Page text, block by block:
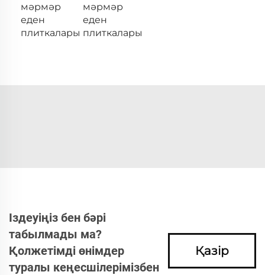
мәрмәр
еден
плиткалары
мәрмәр
еден
плиткалары
Іздеуіңіз бен бәрі
табылмады ма?
Қолжетімді өнімдер
туралы кеңесшілерімізбен
Қазір